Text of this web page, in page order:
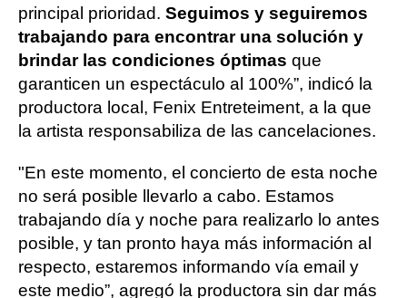
principal prioridad. Seguimos y seguiremos
trabajando para encontrar una solución y
brindar las condiciones óptimas que
garanticen un espectáculo al 100%”, indicó la
productora local, Fenix Entreteiment, a la que
la artista responsabiliza de las cancelaciones.
"En este momento, el concierto de esta noche
no será posible llevarlo a cabo. Estamos
trabajando día y noche para realizarlo lo antes
posible, y tan pronto haya más información al
respecto, estaremos informando vía email y
este medio”, agregó la productora sin dar más